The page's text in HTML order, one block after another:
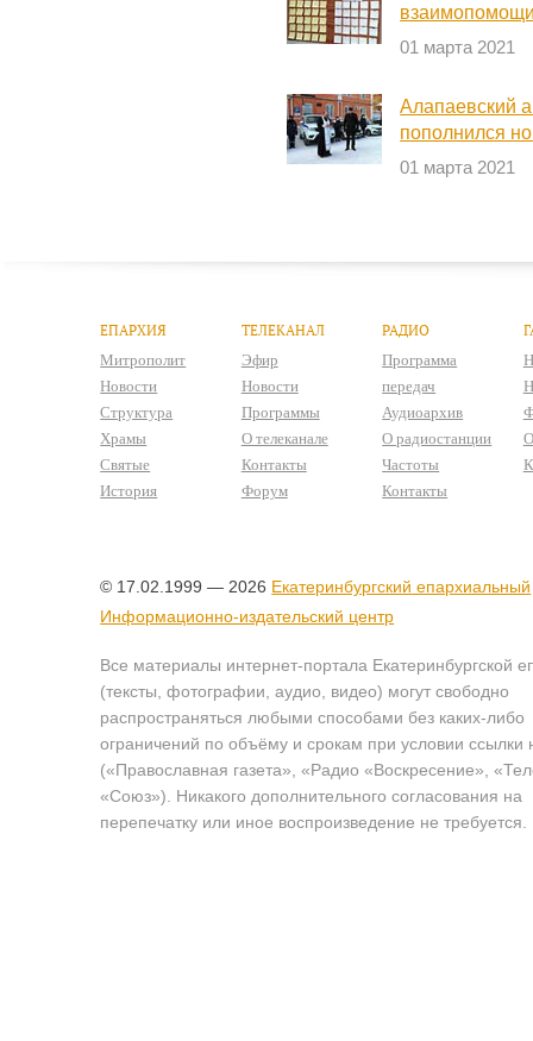
01 марта 2021
Алапаевский
пополнился
01 марта 2021
ЕПАРХИЯ
Митрополит
Новости
Структура
Храмы
Святые
История
ТЕЛЕКАНАЛ
Эфир
Новости
Программы
О телеканале
Контакты
Форум
РАДИО
Программа
передач
Аудиоархив
О радиостанции
Частоты
Контакты
© 17.02.1999 — 2026 Екатеринбургский епархиальный
Информационно-издательский центр
Все материалы интернет-портала Екатеринбургской
(тексты, фотографии, аудио, видео) могут свободно
распространяться любыми способами без каких-либо
ограничений по объёму и срокам при условии ссылки
(«Православная газета», «Радио «Воскресение»,
«Союз»). Никакого дополнительного согласования на
перепечатку или иное воспроизведение не требуется.